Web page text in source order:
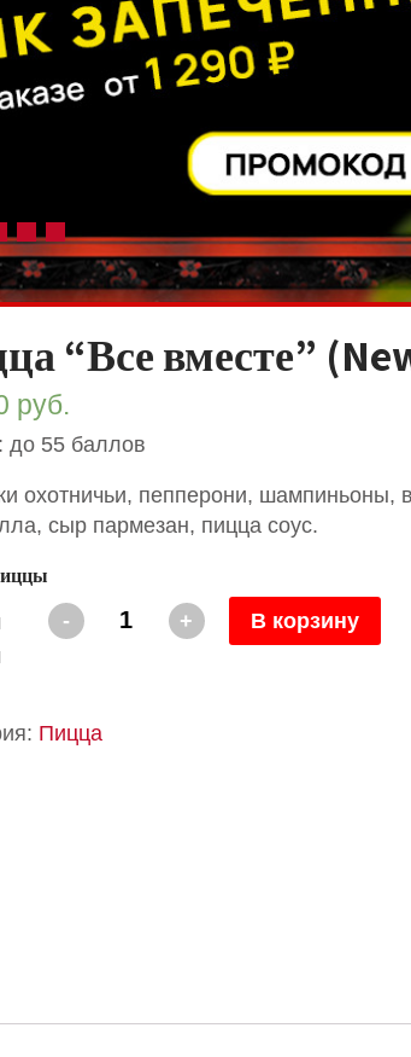
“Все вместе”
руб.
до 55 баллов
охотничьи, пепперони, шампиньоны,
сыр пармезан, пицца соус.
Количество
Пицца
- + В корзину
Пицца